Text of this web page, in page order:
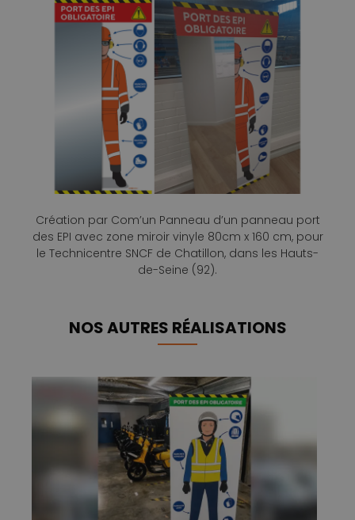
Création par Com’un Panneau d’un panneau port
des EPI avec zone miroir vinyle 80cm x 160 cm, pour
le Technicentre SNCF de Chatillon, dans les Hauts-
de-Seine (92).
NOS AUTRES RÉALISATIONS